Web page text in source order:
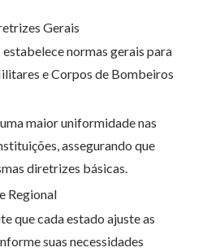
Gerais
normas gerais para
e Corpos de Bombeiros
maior uniformidade nas
assegurando que
diretrizes básicas.
Regional
que cada estado ajuste as
suas necessidades